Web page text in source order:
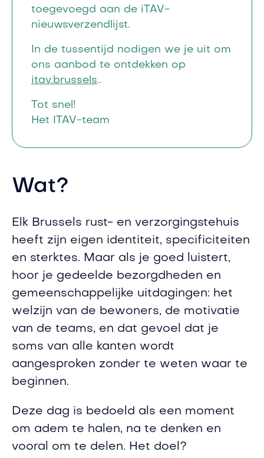
toegevoegd aan de iTAV-
nieuwsverzendlijst.
In de tussentijd nodigen we je uit om
ons aanbod te ontdekken op
itav.brussels..
Tot snel!
Het ITAV-team
Wat?
Elk Brussels rust- en verzorgingstehuis
heeft zijn eigen identiteit, specificiteiten
en sterktes. Maar als je goed luistert,
hoor je gedeelde bezorgdheden en
gemeenschappelijke uitdagingen: het
welzijn van de bewoners, de motivatie
van de teams, en dat gevoel dat je
soms van alle kanten wordt
aangesproken zonder te weten waar te
beginnen.
Deze dag is bedoeld als een moment
om adem te halen, na te denken en
vooral om te delen. Het doel?